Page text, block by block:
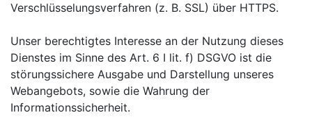
Verschlüsselungsverfahren (z. B. SSL) über HTTPS.
Unser berechtigtes Interesse an der Nutzung dieses
Dienstes im Sinne des Art. 6 I lit. f) DSGVO ist die
störungssichere Ausgabe und Darstellung unseres
Webangebots, sowie die Wahrung der
Informationssicherheit.